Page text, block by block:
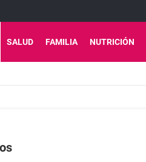
SALUD FAMILIA NUTRICIÓN